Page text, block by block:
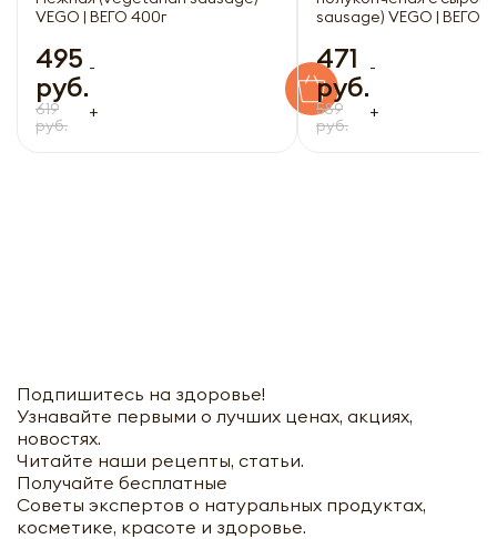
VEGO | ВЕГО 400г
495
руб.
619
руб.
-
+
sausage) VEGO | ВЕГО
471
руб.
589
руб.
-
+
Подпишитесь на здоровье!
Узнавайте первыми о лучших ценах, акциях,
новостях.
Читайте наши рецепты, статьи.
Получайте бесплатные
Советы экспертов о натуральных продуктах,
косметике, красоте и здоровье.